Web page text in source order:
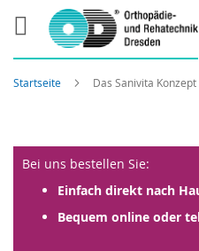
Startseite Das Sanivita Konzept
Bei uns bestellen Sie:
Einfach direkt nach
Bequem online oder